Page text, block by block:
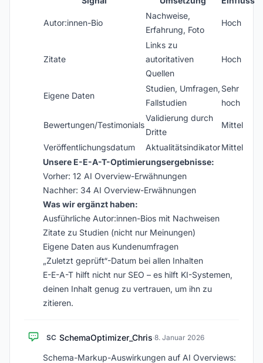
Autor:innen-Bio
Nachweise,
Erfahrung, Foto
Hoch
Zitate
Links zu
autoritativen
Quellen
Hoch
Eigene Daten
Studien, Umfragen,
Fallstudien
Sehr
hoch
Bewertungen/Testimonials
Validierung durch
Dritte
Mittel
Veröffentlichungsdatum AktualitätsindikatorMittel
Unsere E-E-A-T-Optimierungsergebnisse:
Vorher: 12 AI Overview-Erwähnungen
Nachher: 34 AI Overview-Erwähnungen
Was wir ergänzt haben:
Ausführliche Autor:innen-Bios mit Nachweisen
Zitate zu Studien (nicht nur Meinungen)
Eigene Daten aus Kundenumfragen
„Zuletzt geprüft“-Datum bei allen Inhalten
E-E-A-T hilft nicht nur SEO – es hilft KI-Systemen,
deinen Inhalt genug zu vertrauen, um ihn zu
zitieren.
SC SchemaOptimizer_Chris·8. Januar 2026
Schema-Markup-Auswirkungen auf AI Overviews: